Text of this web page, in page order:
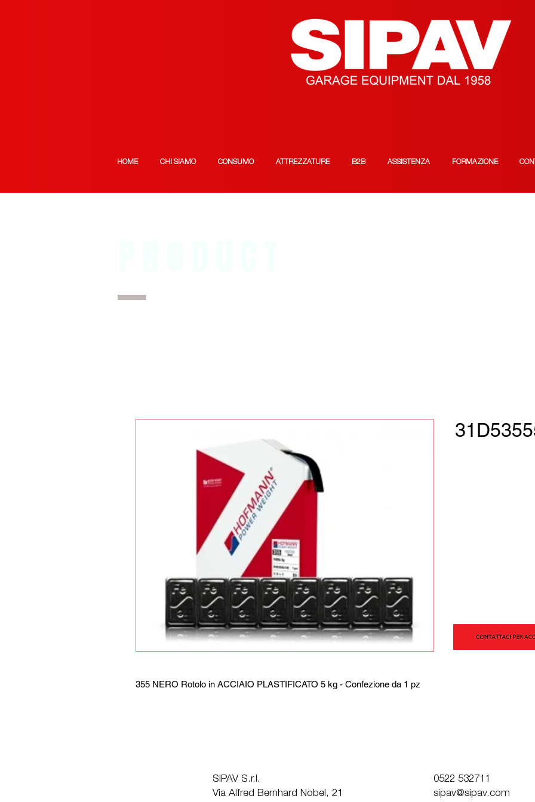
HOME CHI SIAMO CONSUMO ATTREZZATURE B2B ASSISTENZA FORMAZIONE
355 NERO Rotolo in ACCIAIO PLASTIFICATO 5 kg - Confezione da 1 pz
SIPAV S.r.l.
Via Alfred Bernhard Nobel, 21
0522 532711
sipav@sipav.com